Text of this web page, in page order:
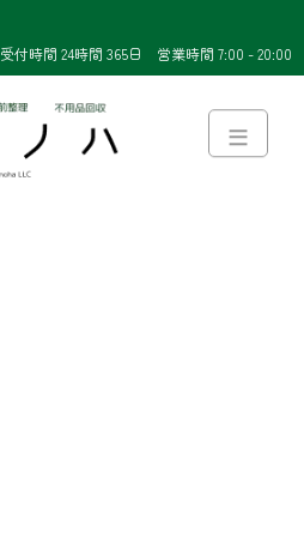
受付時間 24時間 365日 営業時間 7:00 - 20:00
≡